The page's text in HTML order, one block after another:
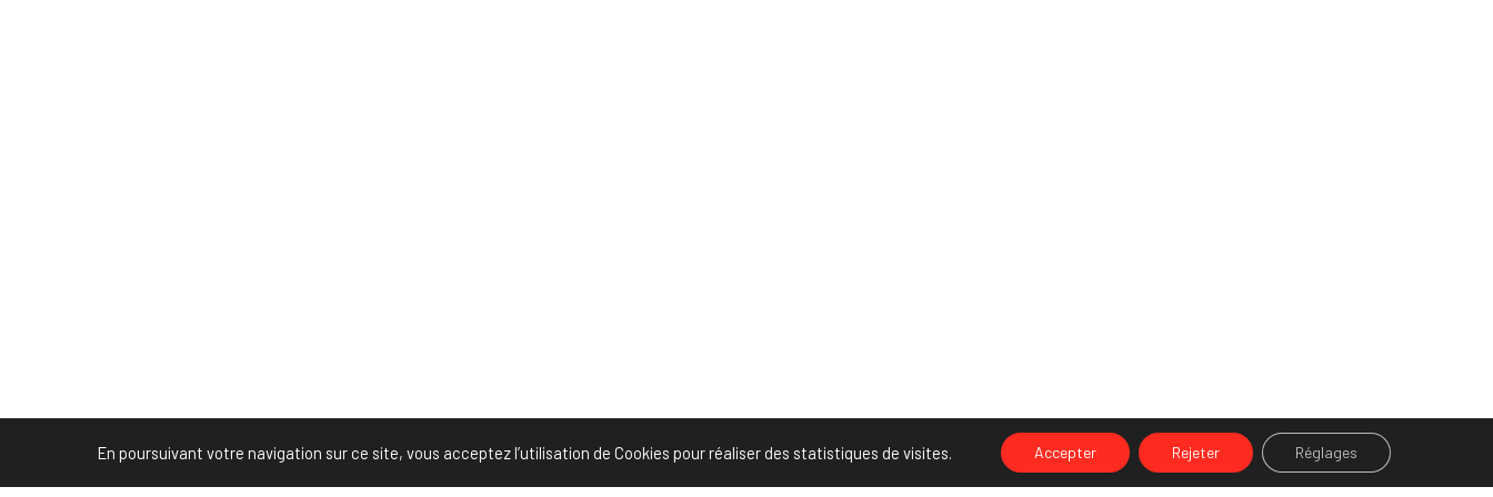
En poursuivant votre navigation sur ce site, vous acceptez l’utilisation de Cookies pour réaliser des statistiques de visites. Accepter Rejeter Réglages